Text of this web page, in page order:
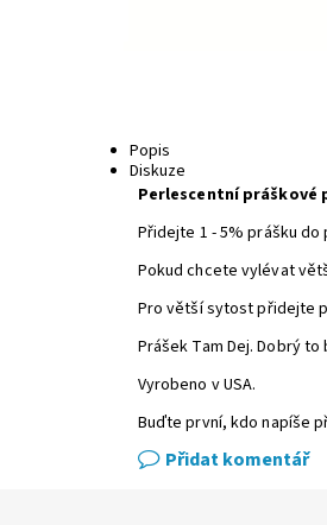
Popis
Diskuze
Perlescentní práškové
Přidejte 1 - 5% prášku
Pokud chcete vylévat
Pro větší sytost přidejte
Prášek Tam Dej. Dobrý to
Vyrobeno v USA.
Buďte první, kdo napíše
Přidat komentář